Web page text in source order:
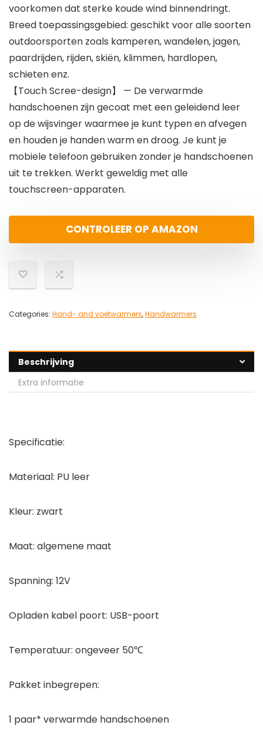
voorkomen dat sterke koude wind binnendringt.
Breed toepassingsgebied: geschikt voor alle soorten
outdoorsporten zoals kamperen, wandelen, jagen,
paardrijden, rijden, skiën, klimmen, hardlopen,
schieten enz.
【Touch Scree-design】 — De verwarmde
handschoenen zijn gecoat met een geleidend leer
op de wijsvinger waarmee je kunt typen en afvegen
en houden je handen warm en droog. Je kunt je
mobiele telefoon gebruiken zonder je handschoenen
uit te trekken. Werkt geweldig met alle
touchscreen-apparaten.
CONTROLEER OP AMAZON
Categories: Hand- and voetwarmers,Handwarmers
Beschrijving
Extra informatie
Specificatie:
Materiaal: PU leer
Kleur: zwart
Maat: algemene maat
Spanning: 12V
Opladen kabel poort: USB-poort
Temperatuur: ongeveer 50℃
Pakket inbegrepen:
1 paar* verwarmde handschoenen